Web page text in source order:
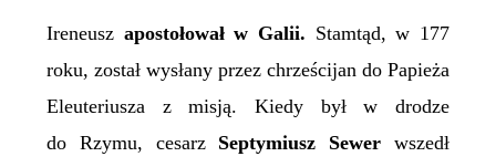
Ireneusz apostołował w Galii. Stamtąd, w 177
roku, został wysłany przez chrześcijan doPapieża
Eleuteriusza z misją. Kiedy był w drodze
do Rzymu, cesarz Septymiusz Sewer wszedł